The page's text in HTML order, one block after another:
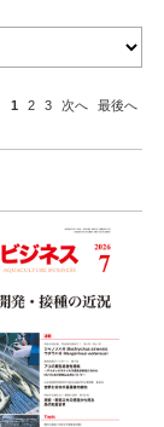
1 2 3 次へ 最後へ